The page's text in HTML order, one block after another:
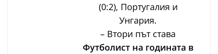
(0:2), Португалия и
Унгария.
– Втори път става
Футболист на годината в